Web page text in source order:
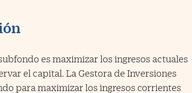
es maximizar los ingresos actuales
el capital. La Gestora de Inversiones
para maximizar los ingresos corrientes